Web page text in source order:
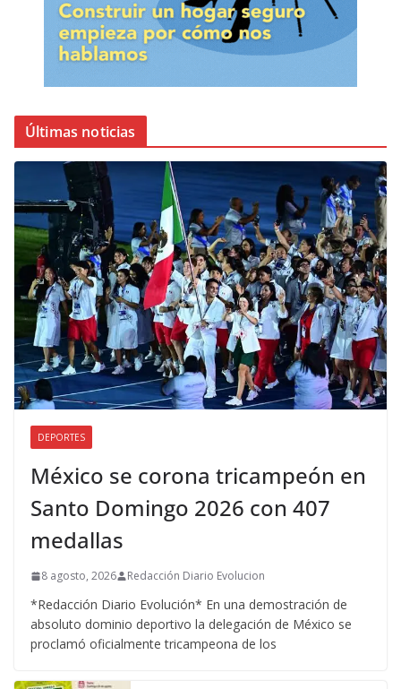
Últimas noticias
DEPORTES
México se corona tricampeón en
Santo Domingo 2026 con 407
medallas
8 agosto, 2026 Redacción Diario Evolucion
*Redacción Diario Evolución* En una demostración de
absoluto dominio deportivo la delegación de México se
proclamó oficialmente tricampeona de los